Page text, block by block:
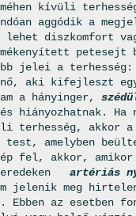
kívüli
aggódik a
diszkomfort
jelei a
aki kifejleszt egy
a hányinger,
Ha
terhesség, akkor a
test, amelyben
fel, akkor,
artériás
jelenik meg
Ebben az esetben